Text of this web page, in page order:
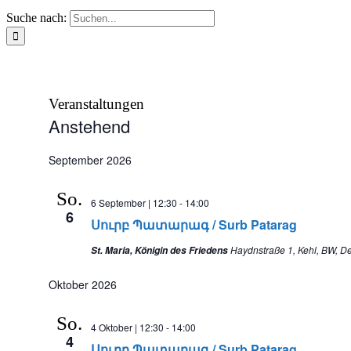
Suche nach:
Veranstaltungen
Anstehend
wählen.
September 2026
So.
6 Սուրբ Պատարագ / Surb Patarag
6 September | 12:30 - 14:00
St. Maria, Königin des FriedensHaydnstraße 1, Kehl, BW,
Oktober 2026
So.
4
4 Oktober | 12:30 - 14:00